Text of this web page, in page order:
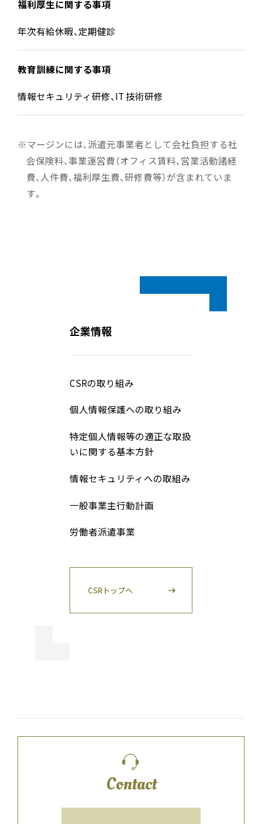
福利厚生に関する事項
年次有給休暇、定期健診
教育訓練に関する事項
情報セキュリティ研修、IT 技術研修
マージンには、派遣元事業者として会社負担する社
会保険料、事業運営費（オフィス賃料、営業活動諸経
費、人件費、福利厚生費、研修費等）が含まれていま
す。
企業情報
CSRの取り組み
個人情報保護への取り組み
特定個人情報等の適正な取扱
いに関する基本方針
情報セキュリティへの取組み
一般事業主行動計画
労働者派遣事業
CSRトップへ
Contact